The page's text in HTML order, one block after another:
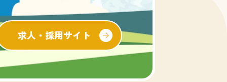
求人・採用サイト